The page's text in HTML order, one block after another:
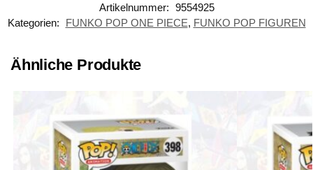
Artikelnummer: 9554925
Kategorien:
FUNKO POP ONE PIECE, FUNKO POP FIGUREN
Ähnliche Produkte